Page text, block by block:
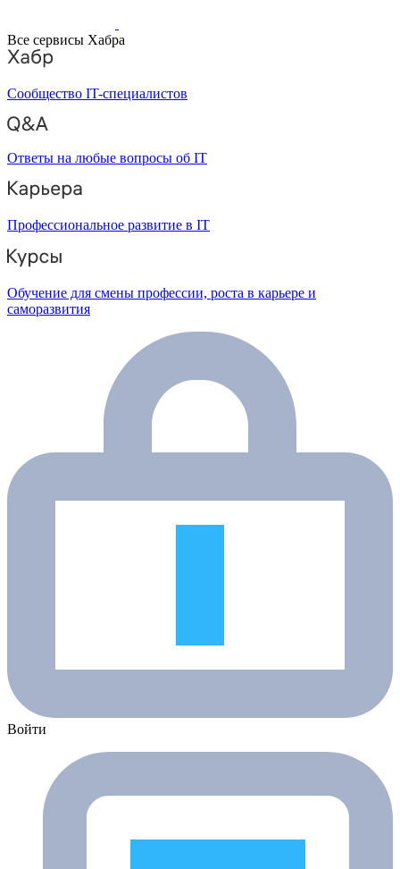
Все сервисы Хабра
Сообщество IT-специалистов
Ответы на любые вопросы об IT
Профессиональное развитие в IT
Обучение для смены профессии, роста в карьере и
саморазвития
Войти